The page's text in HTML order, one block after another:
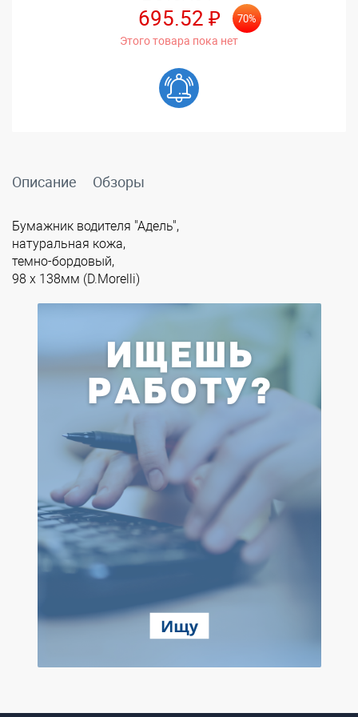
695.52 ₽ 70%
Этого товара пока нет
Описание Обзоры
Бумажник водителя "Адель",
натуральная кожа,
темно-бордовый,
98 x 138мм (D.Morelli)